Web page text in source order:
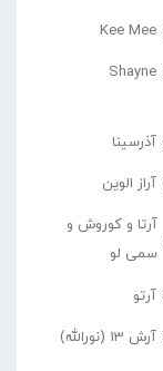
Kee Mee
Shayne
آذرسینا
آراز الوین
آرتا و کوروش و
سمی لو
آرتو
آرش 13 (نورالله)